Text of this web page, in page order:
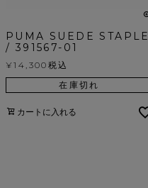
PUMA SUEDE STAPLE
/ 391567-01
¥14,300 税込
在庫切れ
カートに入れる